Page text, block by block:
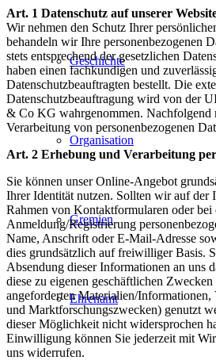
Geschichte
Organisation
Gremien
Ehrenamt
Art. 1 Datenschutz auf unserer
Wir nehmen den Schutz Ihrer
behandeln wir Ihre personenbezogenen
stets entsprechend der gesetzlichen
haben einen fachkundigen und
Datenschutzbeauftragten bestellt. Die
Datenschutzbeauftragung wird von der
& Co KG wahrgenommen. Nachfolgend
Verarbeitung von personenbezogenen
Art. 2 Erhebung und Verarbeitung
Sie können unser Online-Angebot
Ihrer Identität nutzen. Sollten wir auf der
Rahmen von Kontaktformularen oder bei
Anmeldung/Registrierung
Name, Anschrift oder E-Mail-Adresse
dies grundsätzlich auf freiwilliger Basis.
Absendung dieser Informationen an uns
diese zu eigenen geschäftlichen Zwecken
angeforderten Materialien/Informationen,
und Marktforschungszwecken) genutzt
dieser Möglichkeit nicht widersprochen
Einwilligung können Sie jederzeit mit
uns widerrufen.